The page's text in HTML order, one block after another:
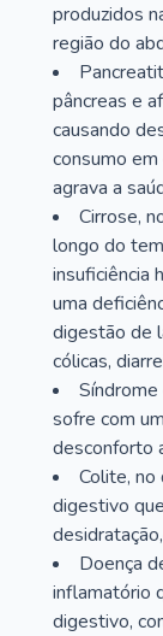
produzidos
região do
pâncreas e
causando
consumo
agrava a
Cirrose,
longo do
insuficiência
uma
digestão de
cólicas,
sofre com
desconforto
Colite, no
digestivo
Doença
inflamatório
digestivo,